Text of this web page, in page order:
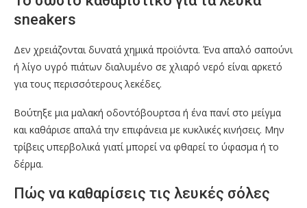
sneakers
Δεν χρειάζονται δυνατά χημικά προϊόντα. Ένα απαλό σαπούνι
ή λίγο υγρό πιάτων διαλυμένο σε χλιαρό νερό είναι αρκετό
για τους περισσότερους λεκέδες.
Βούτηξε μια μαλακή οδοντόβουρτσα ή ένα πανί στο μείγμα
και καθάρισε απαλά την επιφάνεια με κυκλικές κινήσεις. Μην
τρίβεις υπερβολικά γιατί μπορεί να φθαρεί το ύφασμα ή το
δέρμα.
Πώς να καθαρίσεις τις λευκές σόλες